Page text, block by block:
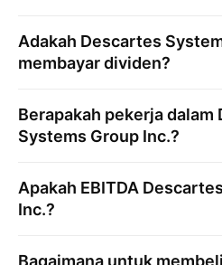
Adakah Descartes
membayar dividen?
Berapakah pekerja dalam
Systems Group Inc.?
Apakah EBITDA
Inc.?
Bagaimana untuk